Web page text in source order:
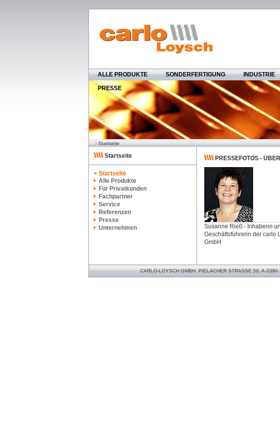
ALLE PRODUKTE SONDERFERTIGUNG INDUSTRIE
PRESSE
Startseite
Startseite
Startseite
Alle Produkte
Für Privatkunden
Fachpartner
Service
Referenzen
Presse
Unternehmen
PRESSEFOTOS -
Susanne Rieß - Inhaberin
Geschäftsführerin der carlo
GmbH
CARLO-LOYSCH GMBH. PIELACHER STRASSE 50, A-